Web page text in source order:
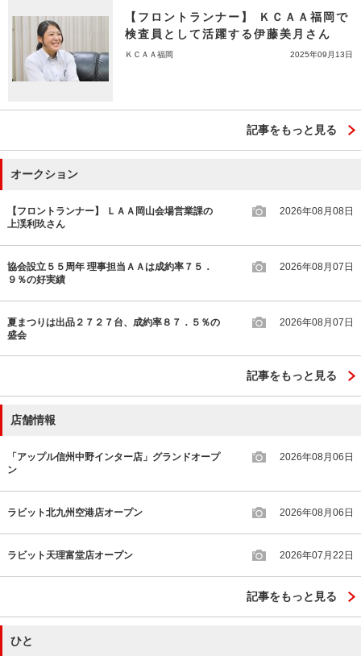
【フロントランナー】 ＫＣＡＡ福岡で
検査員として活躍する伊藤美月さん
ＫＣＡＡ福岡 2025年09月13日
記事をもっと見る
オークション
【フロントランナー】 ＬＡＡ岡山会場営業課の
上渓利玖さん
2026年08月08日
協会設立５５周年 理事担当ＡＡは成約率７５．
９％の好実績
2026年08月07日
夏まつりは出品２７２７台、成約率８７．５％の
盛会
2026年08月07日
記事をもっと見る
店舗情報
「アップル信州中野インター店」グランドオープ
ン
2026年08月06日
ラビット北九州空港店オープン 2026年08月06日
ラビット天理富堂店オープン 2026年07月22日
記事をもっと見る
ひと